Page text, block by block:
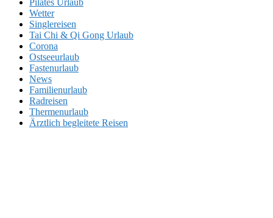
Pilates Urlaub
Wetter
Singlereisen
Tai Chi & Qi Gong Urlaub
Corona
Ostseeurlaub
Fastenurlaub
News
Familienurlaub
Radreisen
Thermenurlaub
Ärztlich begleitete Reisen